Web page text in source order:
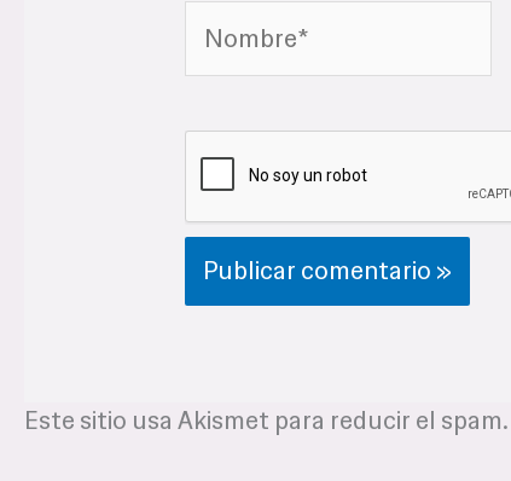
Este sitio usa Akismet para reducir el spam.